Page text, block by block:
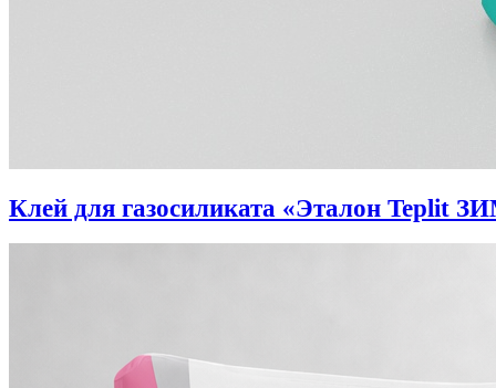
Клей для газосиликата «Эталон Teplit